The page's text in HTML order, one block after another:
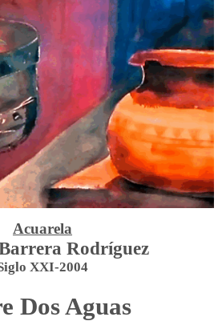
Acuarela
Rodríguez
XXI-2004
Dos Aguas